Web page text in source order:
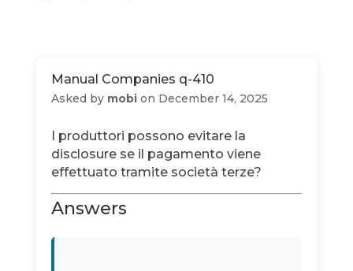
Manual Companies q-410
Asked by mobion December 14, 2025
I produttori possono evitare la
disclosure se il pagamento viene
effettuato tramite società terze?
Answers